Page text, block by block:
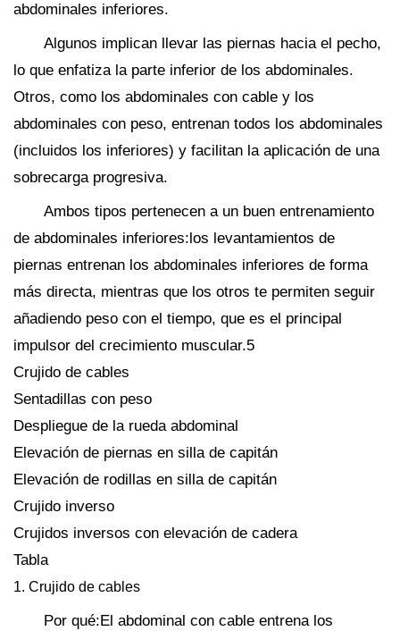
abdominales inferiores.
Algunos implican llevar las piernas hacia el pecho,
lo que enfatiza la parte inferior de los abdominales.
Otros, como los abdominales con cable y los
abdominales con peso, entrenan todos los abdominales
(incluidos los inferiores) y facilitan la aplicación de una
sobrecarga progresiva.
Ambos tipos pertenecen a un buen entrenamiento
de abdominales inferiores:los levantamientos de
piernas entrenan los abdominales inferiores de forma
más directa, mientras que los otros te permiten seguir
añadiendo peso con el tiempo, que es el principal
impulsor del crecimiento muscular.5
Crujido de cables
Sentadillas con peso
Despliegue de la rueda abdominal
Elevación de piernas en silla de capitán
Elevación de rodillas en silla de capitán
Crujido inverso
Crujidos inversos con elevación de cadera
Tabla
1. Crujido de cables
Por qué:El abdominal con cable entrena los